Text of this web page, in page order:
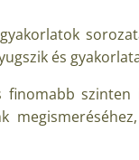
és
finomabb